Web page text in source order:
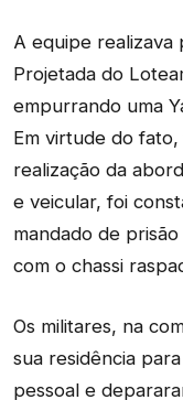
A equipe realizava
Projetada do
empurrando uma
Em virtude do
realização da
e veicular, foi
mandado de
com o chassi
Os militares, na
sua residência
pessoal e